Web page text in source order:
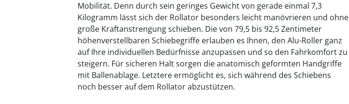
Mobilität. Denn durch sein geringes Gewicht von gerade einmal 7,3
Kilogramm lässt sich der Rollator besonders leicht manövrieren und ohne
große Kraftanstrengung schieben. Die von 79,5 bis 92,5 Zentimeter
höhenverstellbaren Schiebegriffe erlauben es Ihnen, den Alu-Roller ganz
auf Ihre individuellen Bedürfnisse anzupassen und so den Fahrkomfort zu
steigern. Für sicheren Halt sorgen die anatomisch geformten Handgriffe
mit Ballenablage. Letztere ermöglicht es, sich während des Schiebens
noch besser auf dem Rollator abzustützen.